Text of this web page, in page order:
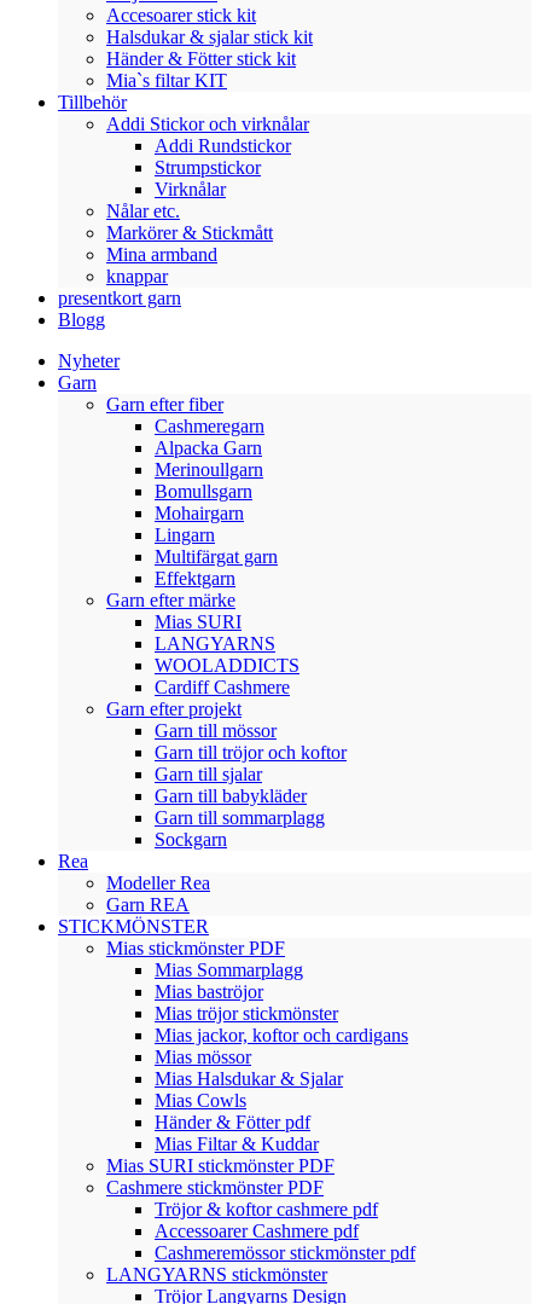
Accesoarer stick kit
Halsdukar & sjalar stick kit
Händer & Fötter stick kit
Mia`s filtar KIT
Tillbehör
Addi Stickor och virknålar
Addi Rundstickor
Strumpstickor
Virknålar
Nålar etc.
Markörer & Stickmått
Mina armband
knappar
presentkort garn
Blogg
Nyheter
Garn
Garn efter fiber
Cashmeregarn
Alpacka Garn
Merinoullgarn
Bomullsgarn
Mohairgarn
Lingarn
Multifärgat garn
Effektgarn
Garn efter märke
Mias SURI
LANGYARNS
WOOLADDICTS
Cardiff Cashmere
Garn efter projekt
Garn till mössor
Garn till tröjor och koftor
Garn till sjalar
Garn till babykläder
Garn till sommarplagg
Sockgarn
Rea
Modeller Rea
Garn REA
STICKMÖNSTER
Mias stickmönster PDF
Mias Sommarplagg
Mias baströjor
Mias tröjor stickmönster
Mias jackor, koftor och cardigans
Mias mössor
Mias Halsdukar & Sjalar
Mias Cowls
Händer & Fötter pdf
Mias Filtar & Kuddar
Mias SURI stickmönster PDF
Cashmere stickmönster PDF
Tröjor & koftor cashmere pdf
Accessoarer Cashmere pdf
Cashmeremössor stickmönster pdf
LANGYARNS stickmönster
Tröjor Langyarns Design